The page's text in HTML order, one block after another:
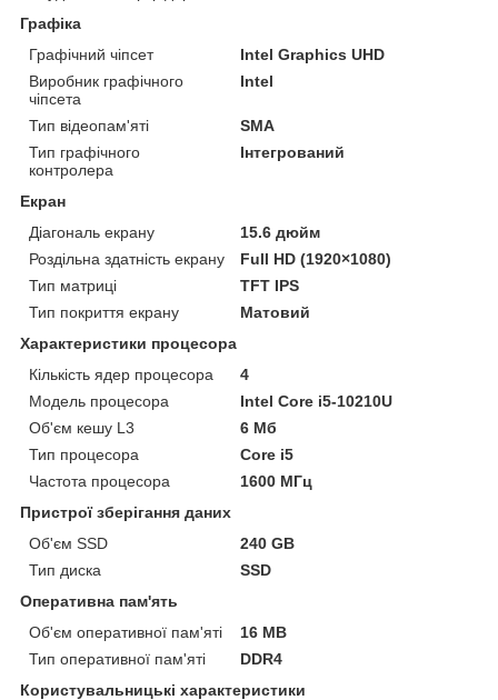
Графіка
Графічний чіпсет
Intel Graphics UHD
Виробник графічного
чіпсета
Intel
Тип відеопам'яті
SMA
Тип графічного
контролера
Інтегрований
Екран
Діагональ екрану
15.6 дюйм
Роздільна здатність екрану
Full HD (1920×1080)
Тип матриці
TFT IPS
Тип покриття екрану
Матовий
Характеристики процесора
Кількість ядер процесора
4
Модель процесора
Intel Core i5-10210U
Об'єм кешу L3
6 Мб
Тип процесора
Core i5
Частота процесора
1600 МГц
Пристрої зберігання даних
Об'єм SSD
240 GB
Тип диска
SSD
Оперативна пам'ять
Об'єм оперативної пам'яті
16 MB
Тип оперативної пам'яті
DDR4
Користувальницькі характеристики